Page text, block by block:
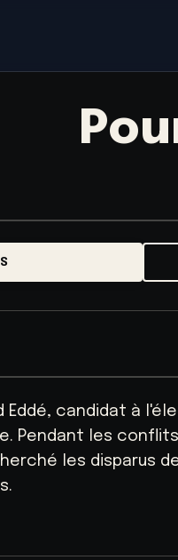
Eddé, candidat à
Pendant les conflits
les disparus